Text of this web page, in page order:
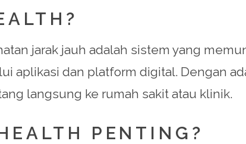
jarak jauh adalah sistem yang
aplikasi dan platform digital. Dengan
langsung ke rumah sakit atau klinik.
PENTING?